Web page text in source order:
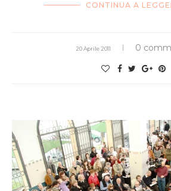
CONTINUA A
20 Aprile 2011 0